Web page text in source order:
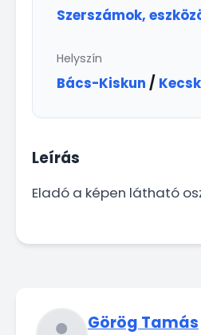
Szerszámok,
Helyszín
Bács-Kiskun /
Leírás
Eladó a képen látható
Görög Tamás